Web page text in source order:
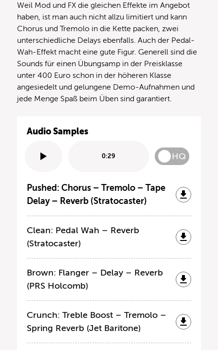
Weil Mod und FX die gleichen Effekte im Angebot
haben, ist man auch nicht allzu limitiert und kann
Chorus und Tremolo in die Kette packen, zwei
unterschiedliche Delays ebenfalls. Auch der Pedal-
Wah-Effekt macht eine gute Figur. Generell sind die
Sounds für einen Übungsamp in der Preisklasse
unter 400 Euro schon in der höheren Klasse
angesiedelt und gelungene Demo-Aufnahmen und
jede Menge Spaß beim Üben sind garantiert.
Audio Samples
0:29 HQ
Pushed: Chorus – Tremolo – Tape
Delay – Reverb (Stratocaster)
Clean: Pedal Wah – Reverb
(Stratocaster)
Brown: Flanger – Delay – Reverb
(PRS Holcomb)
Crunch: Treble Boost – Tremolo –
Spring Reverb (Jet Baritone)